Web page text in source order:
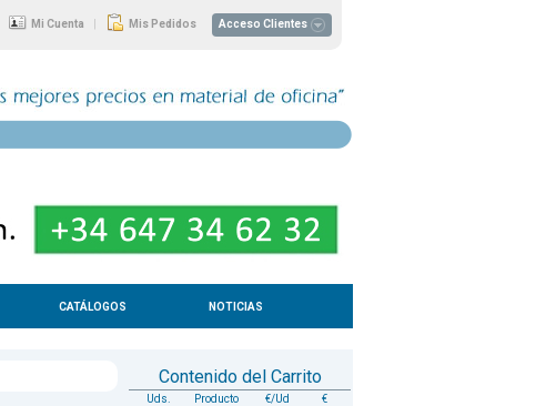
Mi Cuenta | Mis Pedidos Acceso Clientes
CATÁLOGOS NOTICIAS
Contenido del Carrito
Uds. Producto €/Ud €